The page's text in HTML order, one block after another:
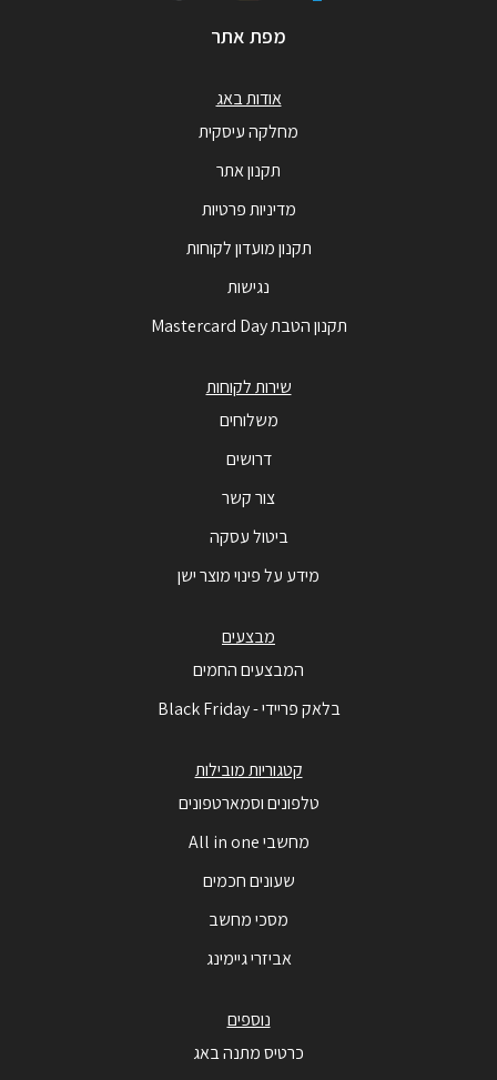
מפת אתר
אודות באג
מחלקה עיסקית
תקנון אתר
מדיניות פרטיות
תקנון מועדון לקוחות
נגישות
תקנון הטבת Mastercard Day
שירות לקוחות
משלוחים
דרושים
צור קשר
ביטול עסקה
מידע על פינוי מוצר ישן
מבצעים
המבצעים החמים
בלאק פריידי - Black Friday
קטגוריות מובילות
טלפונים וסמארטפונים
מחשבי All in one
שעונים חכמים
מסכי מחשב
אביזרי גיימינג
נוספים
כרטיס מתנה באג